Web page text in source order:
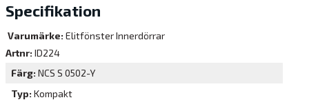
Specifikation
Varumärke: Elitfönster Innerdörrar
Artnr: ID224
Färg NCS S 0502-Y
Typ Kompakt